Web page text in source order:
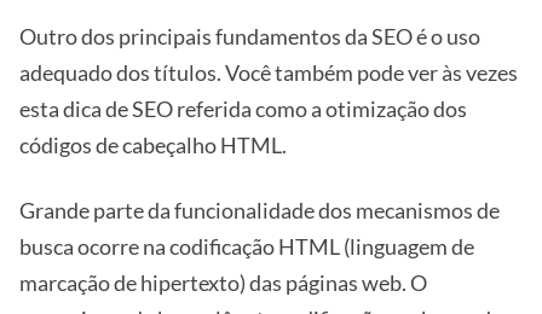
Outro dos principais fundamentos da SEO é o uso
adequado dos títulos. Você também pode ver às vezes
esta dica de SEO referida como a otimização dos
códigos de cabeçalho HTML.
Grande parte da funcionalidade dos mecanismos de
busca ocorre na codificação HTML (linguagem de
marcação de hipertexto) das páginas web. O